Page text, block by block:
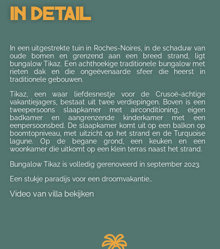
In Detail
In een uitgestrekte tuin in Roches-Noires, in de schaduw van
oude bomen en grenzend aan een breed strand, ligt
bungalow Tikaz. Een achthoekige traditionele bungalow met
rieten dak en die ongeëvenaarde sfeer die heerst in
traditionele gebouwen.
Tikaz, een waar liefdesnestje voor de Crusoë-achtige
vakantiejagers, bestaat uit twee verdiepingen. Boven is een
tweepersoons slaapkamer met airconditioning, eigen
badkamer en aangrenzende kinderkamer met een
eenpersoonsbed. De slaapkamer komt uit op een balkon op
boomtopniveau, met uitzicht op het strand en de Turquoise
lagune. Op de begane grond, een keuken en een
woonkamer die uitkomt op een klein terras naast het strand.
Bungalow Tikaz is volledig gerenoveerd in september 2023.
Een stukje paradijs voor een droomvakantie…
Video van villa bekijken